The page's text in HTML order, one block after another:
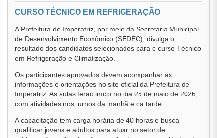
CURSO TÉCNICO EM REFRIGERAÇÃO
A Prefeitura de Imperatriz, por meio da Secretaria Municipal
de Desenvolvimento Econômico (SEDEC), divulga o
resultado dos candidatos selecionados para o curso Técnico
em Refrigeração e Climatização.
Os participantes aprovados devem acompanhar as
informações e orientações no site oficial da Prefeitura de
Imperatriz. As aulas terão início no dia 25 de maio de 2026,
com atividades nos turnos da manhã e da tarde.
A capacitação tem carga horária de 40 horas e busca
qualificar jovens e adultos para atuar no setor de